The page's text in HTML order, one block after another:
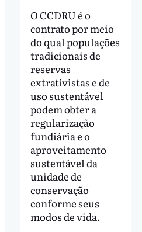
O CCDRU é o
contrato por meio
do qual populações
tradicionais de
reservas
extrativistas e de
uso sustentável
podem obter a
regularização
fundiária e o
aproveitamento
sustentável da
unidade de
conservação
conforme seus
modos de vida.